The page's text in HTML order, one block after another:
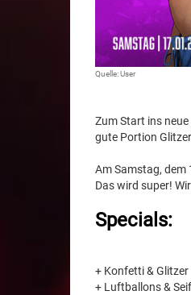
Quelle: User
Zum Start ins
gute Portion
Am Samstag, dem
Das wird super!
Specials:
+ Konfetti & Glitzer
+ Luftballons &